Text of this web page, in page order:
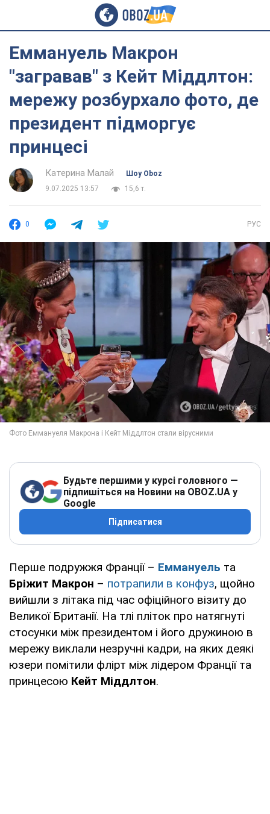
Еммануель Макрон
"загравав" з Кейт Міддлтон:
мережу розбурхало фото, де
президент підморгує
принцесі
Катерина Малай
Шоу Oboz
9.07.2025 13:57
15,6 т.
0 РУС
Будьте першими у курсі головного —
підпишіться на Новини на OBOZ.UA у
Google
Підписатися
Перше подружжя Франції – Еммануель та
Бріжит Макрон – потрапили в конфуз, щойно
вийшли з літака під час офіційного візиту до
Великої Британії. На тлі пліток про натягнуті
стосунки між президентом і його дружиною в
мережу виклали незручні кадри, на яких деякі
юзери помітили флірт між лідером Франції та
принцесою Кейт Міддлтон.